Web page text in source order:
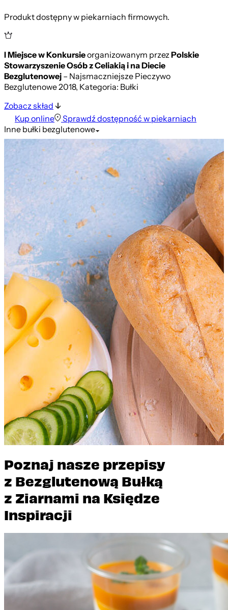
Produkt dostępny w piekarniach firmowych.
I Miejsce w Konkursieorganizowanym przezPolskie
Stowarzyszenie Osób z Celiakią i na Diecie
Bezglutenowej– Najsmaczniejsze Pieczywo
Bezglutenowe 2018, Kategoria: Bułki
Zobacz skład
Kup online
Sprawdź dostępność w piekarniach
Innebułki bezglutenowe
Wyborowa
Poznaj nasze przepisy
z Bezglutenową Bułką
z Ziarnami na Księdze
Inspiracji